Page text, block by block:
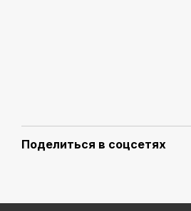
Поделиться в соцсетях